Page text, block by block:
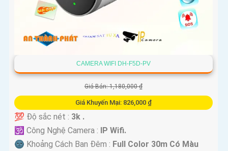
CAMERA WIFI DH-F5D-PV
Giá Bán: 1,180,000 ₫
Giá Khuyến Mại: 826,000 ₫
💯 Độ sắc nét : 3k .
🕉️ Công Nghệ Camera :
IP Wifi.
🌚 Khoảng Cách Ban Đêm : Full Color 30m Có Màu